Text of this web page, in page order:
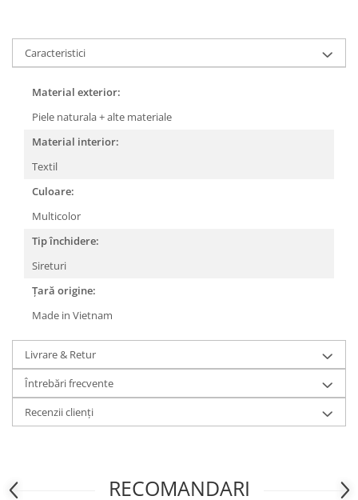
Caracteristici
Material exterior:
Piele naturala + alte materiale
Material interior:
Textil
Culoare:
Multicolor
Tip închidere:
Sireturi
Țară origine:
Made in Vietnam
Livrare & Retur
Întrebări frecvente
Recenzii clienți
RECOMANDARI